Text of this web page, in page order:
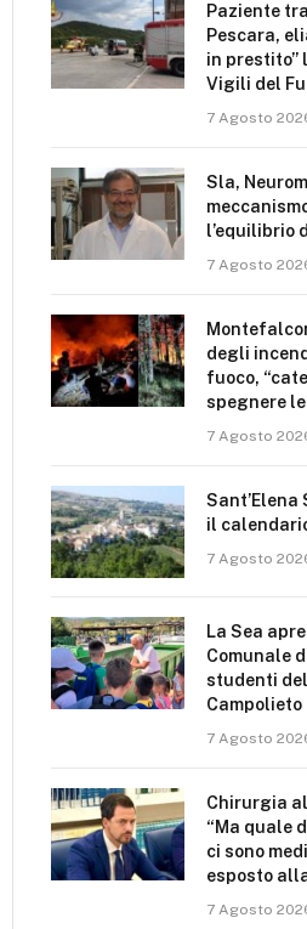
Paziente
Pescara,
in prestito”
Vigili del
7 Agosto
Sla,
l’equilibrio
7 Agosto
degli
fuoco,
spegnere
7 Agosto
il
7 Agosto
La Sea
Comunale
studenti
Campolieto
7 Agosto
Chirurgia
“Ma quale
ci sono
esposto
7 Agosto